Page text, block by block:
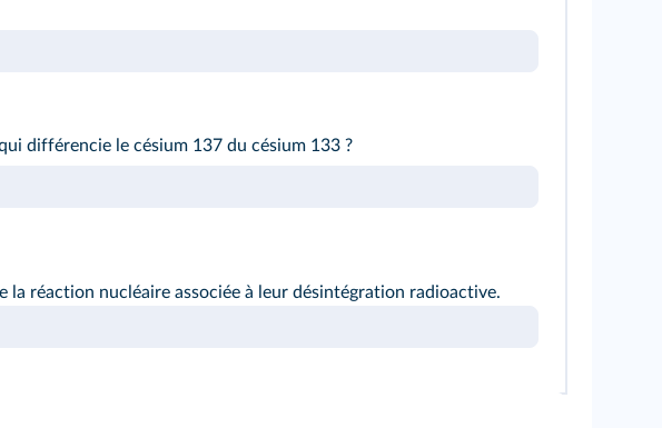
différencie le césium 137 du césium 133 ?
la réaction nucléaire associée à leur désintégration radioactive.